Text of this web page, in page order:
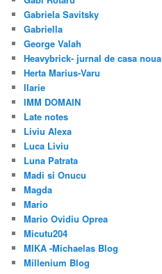
Gabriela Savitsky
Gabriella
George Valah
Heavybrick- jurnal de casa noua
Herta Marius-Varu
Ilarie
IMM DOMAIN
Late notes
Liviu Alexa
Luca Liviu
Luna Patrata
Madi si Onucu
Magda
Mario
Mario Ovidiu Oprea
Micutu204
MIKA -Michaelas Blog
Millenium Blog